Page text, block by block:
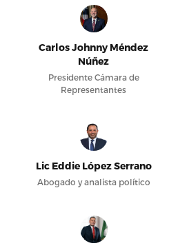
Carlos Johnny Méndez
Núñez
Presidente Cámara de
Representantes
Lic Eddie López Serrano
Abogado y analista político